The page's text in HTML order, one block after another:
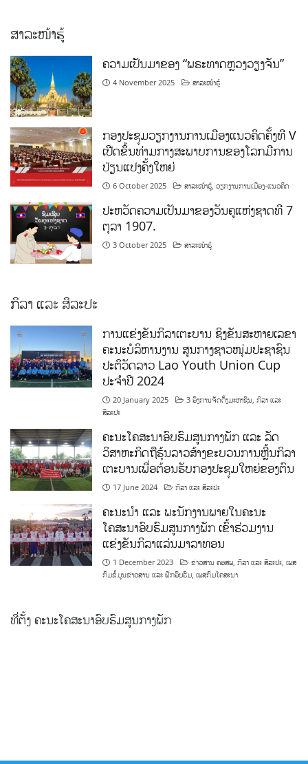
ສາລະໜ້າຮູ້
ຄວາມເປັນມາຂອງ “ພຣະທາດຫຼວງວຽງຈັນ”
4 November 2025 ສາລະໜ້າຮູ້
ກອງປະຊຸມວຽກງານການເມືອງແນວຄິດຄັ້ງທີ V
ເປີດຂຶ້ນທ່າມກາງສະພາບການຂອງໂລກມີການ
ປ່ຽນແປງຄັ້ງໃຫຍ່
6 October 2025 ສາລະໜ້າຮູ້,ວຽກງານການເມືອງ-ແນວຄິດ
ປະຫວັດຄວາມເປັນມາຂອງວັນຄູແຫ່ງຊາດທີ 7
ຕຸລາ 1907.
3 October 2025 ສາລະໜ້າຮູ້
ກິລາ ແລະ ສິລະປະ
ການແຂ່ງຂັນກິລາເຕະບານ ຊິງຂັນສະຫາຍເລຂາ
ຄະນະບໍລິຫານງານ ສູນກາງຊາວໜຸ່ມປະຊາຊົນ
ປະຕິວັດລາວ Lao Youth Union Cup
ປະຈຳປີ 2024
20 January 2025 3 ອົງການຈັດຕັ້ງມະຫາຊົນ,ກິລາ ແລະ
ສິລະປະ
ຄະນະໂຄສະນາອົບຮົມສູນກາງພັກ ແລະ ລັດ
ວິສາຫະກິດຖືຮຸ້ນລາວສ້າງຂະບວນການຫຼີ້ນກິລາ
ເຕະບານເພື່ອຕ້ອນຮັບກອງປະຊຸມໃຫຍ່ຂອງຕົນ
17 June 2024 ກິລາ ແລະ ສິລະປະ
ຄະນະນຳ ແລະ ພະນັກງານພາຍໃນຄະນະ
ໂຄສະນາອົບຮົມສູນກາງພັກ ເຂົ້າຮ່ວມງານ
ແຂ່ງຂັນກິລາແລ່ນມາລາທອນ
1 December 2023 ຂ່າວສານ ຄອສພ,ກິລາ ແລະ ສິລະປະ,ເພສ
ກົມຂໍ້ມູນຂ່າວສານ ແລະ ຝຶກອົບຮົມ,ເພສກົມໂຄສະນາ
ທີ່ຕັ້ງ ຄະນະໂຄສະນາອົບຮົມສູນກາງພັກ